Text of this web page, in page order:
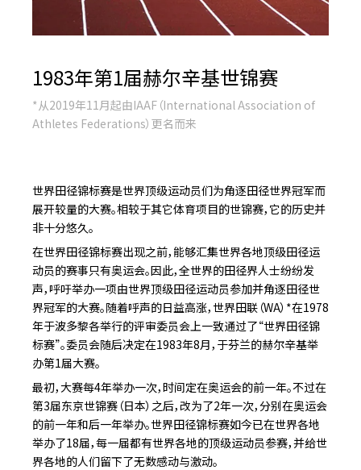
1983年第1届赫尔辛基世锦赛
*从2019年11月起由IAAF（International Association of
Athletes Federations）更名而来
世界田径锦标赛是世界顶级运动员们为角逐田径世界冠军而
展开较量的大赛。相较于其它体育项目的世锦赛，它的历史并
非十分悠久。
在世界田径锦标赛出现之前，能够汇集世界各地顶级田径运
动员的赛事只有奥运会。因此，全世界的田径界人士纷纷发
声，呼吁举办一项由世界顶级田径运动员参加并角逐田径世
界冠军的大赛。随着呼声的日益高涨，世界田联（WA）*在1978
年于波多黎各举行的评审委员会上一致通过了“世界田径锦
标赛”。委员会随后决定在1983年8月，于芬兰的赫尔辛基举
办第1届大赛。
最初，大赛每4年举办一次，时间定在奥运会的前一年。不过在
第3届东京世锦赛（日本）之后，改为了2年一次，分别在奥运会
的前一年和后一年举办。世界田径锦标赛如今已在世界各地
举办了18届，每一届都有世界各地的顶级运动员参赛，并给世
界各地的人们留下了无数感动与激动。